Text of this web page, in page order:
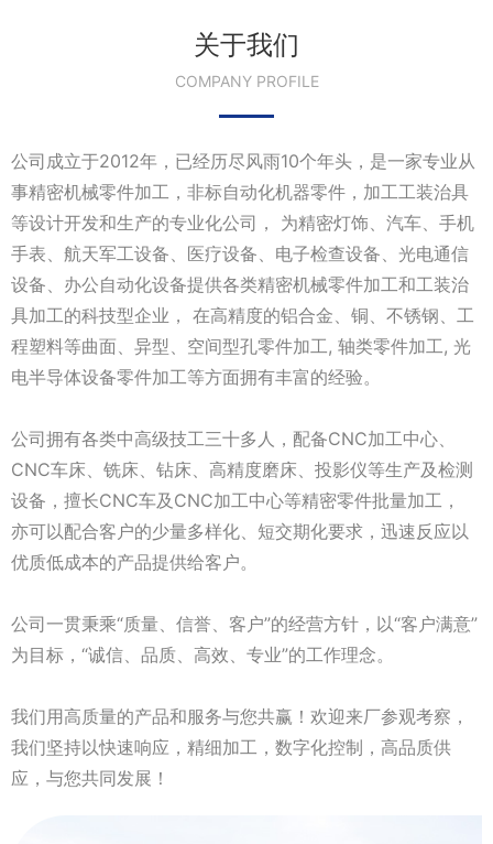
关于我们
COMPANY PROFILE
公司成立于2012年，已经历尽风雨10个年头，是一家专业从
事精密机械零件加工，非标自动化机器零件，加工工装治具
等设计开发和生产的专业化公司， 为精密灯饰、汽车、手机
手表、航天军工设备、医疗设备、电子检查设备、光电通信
设备、办公自动化设备提供各类精密机械零件加工和工装治
具加工的科技型企业， 在高精度的铝合金、铜、不锈钢、工
程塑料等曲面、异型、空间型孔零件加工, 轴类零件加工, 光
电半导体设备零件加工等方面拥有丰富的经验。
公司拥有各类中高级技工三十多人，配备CNC加工中心、
CNC车床、铣床、钻床、高精度磨床、投影仪等生产及检测
设备，擅长CNC车及CNC加工中心等精密零件批量加工，
亦可以配合客户的少量多样化、短交期化要求，迅速反应以
优质低成本的产品提供给客户。
公司一贯秉乘“质量、信誉、客户”的经营方针，以“客户满意”
为目标，“诚信、品质、高效、专业”的工作理念。
我们用高质量的产品和服务与您共赢！欢迎来厂参观考察，
我们坚持以快速响应，精细加工，数字化控制，高品质供
应，与您共同发展！